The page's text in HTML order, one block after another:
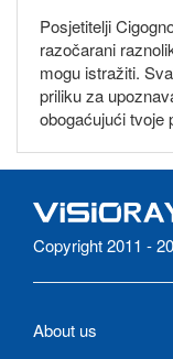
Posjetitelji
razočarani
mogu istražiti.
priliku za
obogaćujući tvoje
Copyright 2011 -
About us